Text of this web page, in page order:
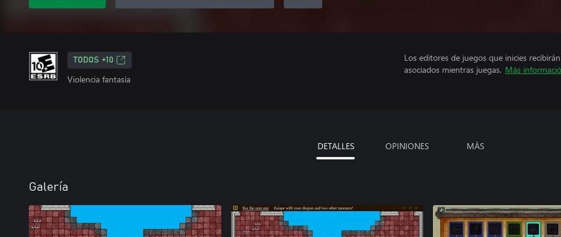
TODOS +10
Violencia fantasía
Los editores de juegos que inicies
asociados mientras juegas. Más
DETALLES OPINIONES MÁS
Galería